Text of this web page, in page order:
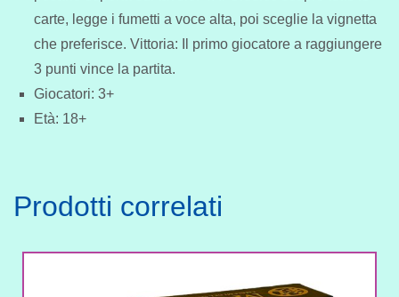
carte, legge i fumetti a voce alta, poi sceglie la vignetta
che preferisce. Vittoria: Il primo giocatore a raggiungere
3 punti vince la partita.
Giocatori: 3+
Età: 18+
Prodotti correlati